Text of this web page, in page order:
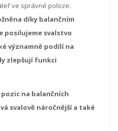
ve správné poloze.
díky balančním
posilujeme svalstvo
významně podílí na
zlepšují funkci
na balančních
svalově náročnější a také